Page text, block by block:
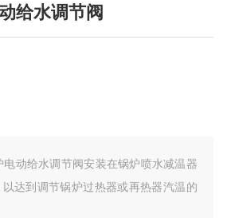
给水调节阀
动给水调节阀安装在锅炉喷水减温器
达到调节锅炉过热器或再热器汽温的